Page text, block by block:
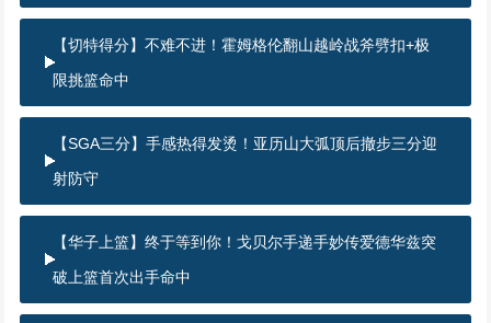
【切特得分】不难不进！霍姆格伦翻山越岭战斧劈扣+极
限挑篮命中
【SGA三分】手感热得发烫！亚历山大弧顶后撤步三分迎
射防守
【华子上篮】终于等到你！戈贝尔手递手妙传爱德华兹突
破上篮首次出手命中